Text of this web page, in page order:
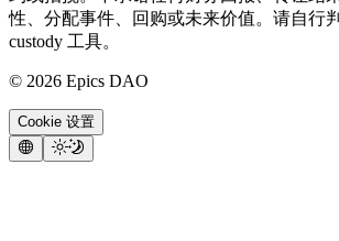
性、分配事件、回购或未来价值。请自行
custody 工具。
© 2026 Epics DAO
Cookie 设置